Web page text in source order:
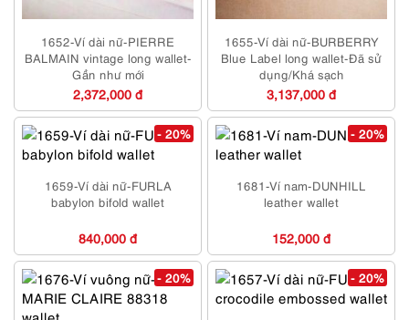
1652-Ví dài nữ-PIERRE
BALMAIN vintage long wallet-
Gần như mới
2,372,000 đ
1655-Ví dài nữ-BURBERRY
Blue Label long wallet-Đã sử
dụng/Khá sạch
3,137,000 đ
- 20%
1659-Ví dài nữ-FURLA
babylon bifold wallet
840,000 đ
- 20%
1681-Ví nam-DUNHILL
leather wallet
152,000 đ
- 20% - 20%